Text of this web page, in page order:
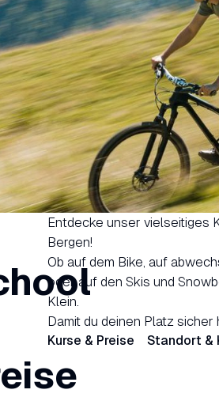
Entdecke unser vielseitiges
Bergen!
Ob auf dem Bike, auf
oder auf den Skis und
Klein.
Damit du deinen Platz
Kurse & Preise
Standort &